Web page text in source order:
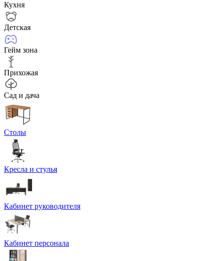
Кухня
Детская
Гейм зона
Прихожая
Сад и дача
Столы
Кресла и стулья
Кабинет руководителя
Кабинет персонала